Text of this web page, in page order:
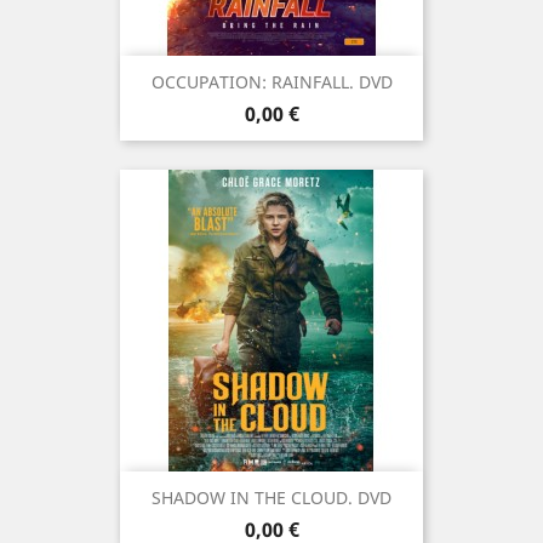
OCCUPATION: RAINFALL. DVD
Prix
0,00 €
SHADOW IN THE CLOUD. DVD
Prix
0,00 €